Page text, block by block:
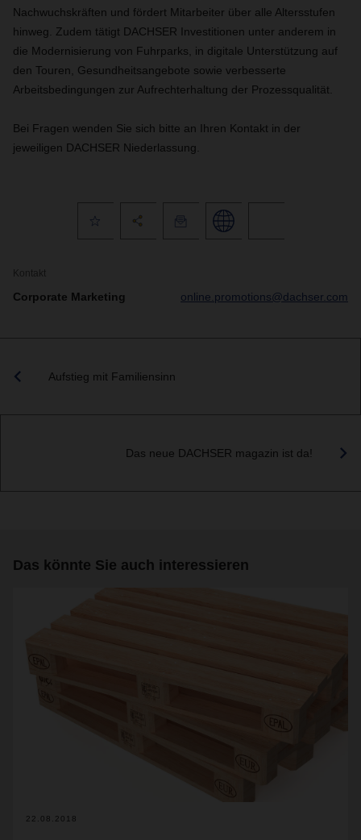
Nachwuchskräften und fördert Mitarbeiter über alle Altersstufen
hinweg. Zudem tätigt DACHSER Investitionen unter anderem in
die Modernisierung von Fuhrparks, in digitale Unterstützung auf
den Touren, Gesundheitsangebote sowie verbesserte
Arbeitsbedingungen zur Aufrechterhaltung der Prozessqualität.
Bei Fragen wenden Sie sich bitte an Ihren Kontakt in der
jeweiligen DACHSER Niederlassung.
Kontakt
Corporate Marketing online.promotions@dachser.com
Aufstieg mit Familiensinn
Das neue DACHSER magazin ist da!
Das könnte Sie auch interessieren
22.08.2018